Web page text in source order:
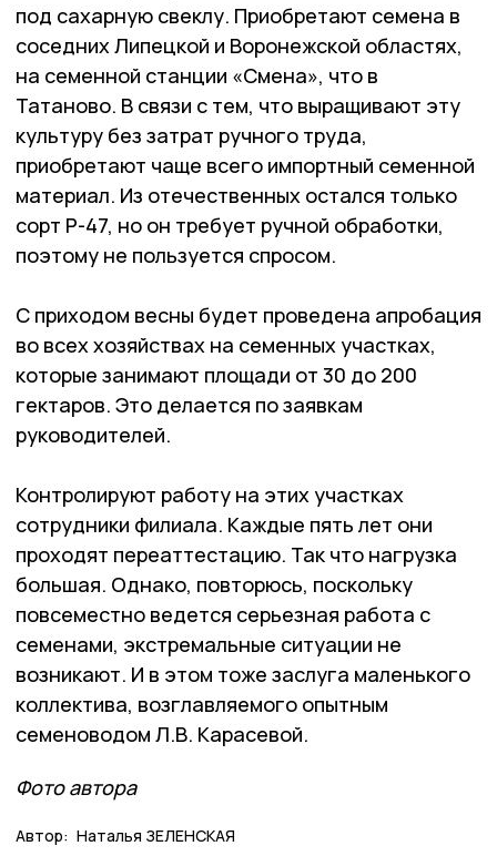
под сахарную свеклу. Приобретают семена в
соседних Липецкой и Воронежской областях,
на семенной станции «Смена», что в
Татаново. В связи с тем, что выращивают эту
культуру без затрат ручного труда,
приобретают чаще всего импортный семенной
материал. Из отечественных остался только
сорт Р-47, но он требует ручной обработки,
поэтому не пользуется спросом.
С приходом весны будет проведена апробация
во всех хозяйствах на семенных участках,
которые занимают площади от 30 до 200
гектаров. Это делается по заявкам
руководителей.
Контролируют работу на этих участках
сотрудники филиала. Каждые пять лет они
проходят переаттестацию. Так что нагрузка
большая. Однако, повторюсь, поскольку
повсеместно ведется серьезная работа с
семенами, экстремальные ситуации не
возникают. И в этом тоже заслуга маленького
коллектива, возглавляемого опытным
семеноводом Л.В. Карасевой.
Фото автора
Автор: Наталья ЗЕЛЕНСКАЯ